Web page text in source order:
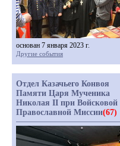
основан 7 января 2023 г.
Другие события
Отдел Казачьего Конвоя
Памяти Царя Мученика
Николая II при Войсковой
Православной Миссии(67)